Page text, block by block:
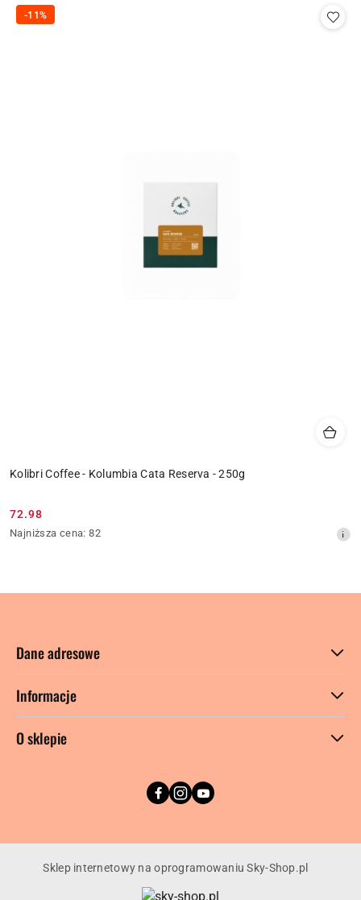
Kolibri Coffee - Kolumbia Cata Reserva - 250g
Cena
promocyjna:
72.98
Najniższa
dni
Najniższa cena: 82
-11%
Dane adresowe
Informacje
O sklepie
Sklep internetowy na oprogramowaniu Sky-Shop.pl